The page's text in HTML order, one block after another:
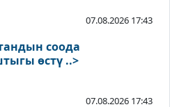
07.08.2026 17:43
соода
өстү ..>
07.08.2026 17:43